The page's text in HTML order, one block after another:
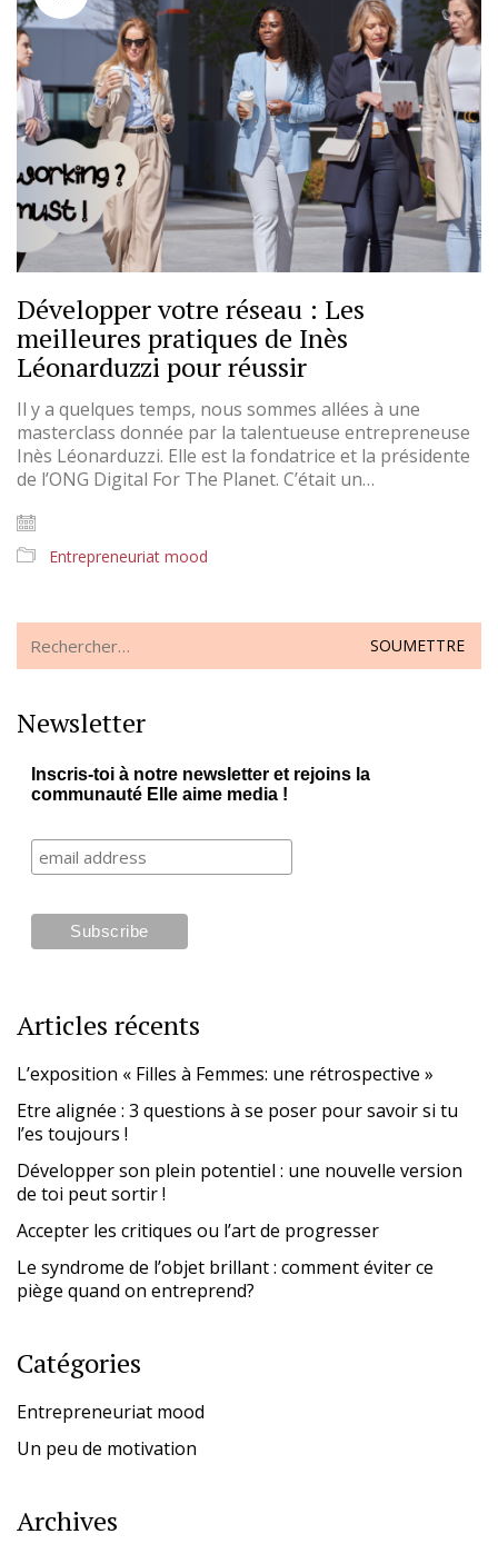
Développer votre réseau : Les
meilleures pratiques de Inès
Léonarduzzi pour réussir
Il y a quelques temps, nous sommes allées à une
masterclass donnée par la talentueuse entrepreneuse
Inès Léonarduzzi. Elle est la fondatrice et la présidente
de l’ONG Digital For The Planet. C’était un…
Entrepreneuriat mood
for:
Newsletter
Inscris-toi à notre newsletter et rejoins la
communauté Elle aime media !
Articles récents
L’exposition « Filles à Femmes: une rétrospective »
Etre alignée : 3 questions à se poser pour savoir si tu
l’es toujours !
Développer son plein potentiel : une nouvelle version
de toi peut sortir !
Accepter les critiques ou l’art de progresser
Le syndrome de l’objet brillant : comment éviter ce
piège quand on entreprend?
Catégories
Entrepreneuriat mood
Un peu de motivation
Archives